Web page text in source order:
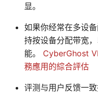
显。
如果你经常在多设
持按设备分配带宽
能。 CyberGhost
務應用的綜合評估
评测与用户反馈一